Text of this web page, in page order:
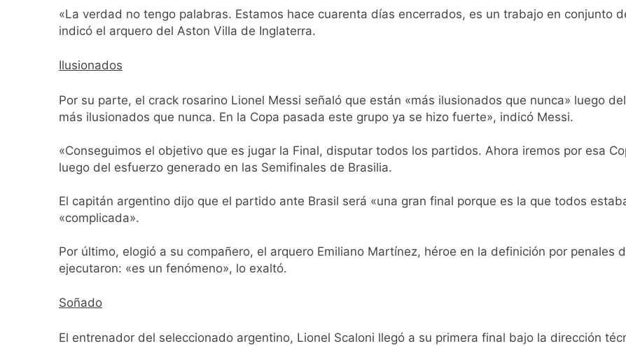
Incidentes frente al Congreso durante la protesta contra la Ley de Propiedad
enfrentamientos
2 Días Atrás
El temporal se despide del AMBA: cuándo dejará de llover y llega una ola de frío
Kicillof marchó contra la Ley de Propiedad Privada de Milei
Renunció el subsecretario de Seguridad de Quilmes, Hernán Ocampo, tras la
2 Días Atrás
La Libertad Avanza consiguió la mayoría y rechazó el pedido del peronismo de
«La verdad no tengo palabras. Estamos hace cuarenta días encerrados, es un trabajo en conjunto
indicó el arquero del Aston Villa de Inglaterra.
Ilusionados
Por su parte, el crack rosarino Lionel Messi señaló que están «más ilusionados que nunca» luego
más ilusionados que nunca. En la Copa pasada este grupo ya se hizo fuerte», indicó Messi.
«Conseguimos el objetivo que es jugar la Final, disputar todos los partidos. Ahora iremos por esa
luego del esfuerzo generado en las Semifinales de Brasilia.
El capitán argentino dijo que el partido ante Brasil será «una gran final porque es la que todos
«complicada».
Por último, elogió a su compañero, el arquero Emiliano Martínez, héroe en la definición por penales
ejecutaron: «es un fenómeno», lo exaltó.
Soñado
El entrenador del seleccionado argentino, Lionel Scaloni llegó a su primera final bajo la dirección